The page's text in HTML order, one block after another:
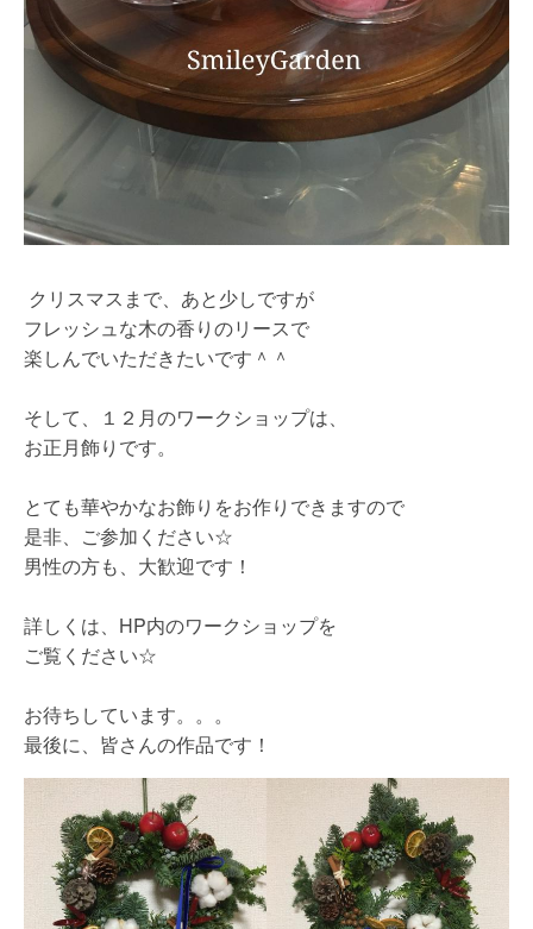
クリスマスまで、あと少しですが
フレッシュな木の香りのリースで
楽しんでいただきたいです＾＾
そして、１２月のワークショップは、
お正月飾りです。
とても華やかなお飾りをお作りできますので
是非、ご参加ください☆
男性の方も、大歓迎です！
詳しくは、HP内のワークショップを
ご覧ください☆
お待ちしています。。。
最後に、皆さんの作品です！